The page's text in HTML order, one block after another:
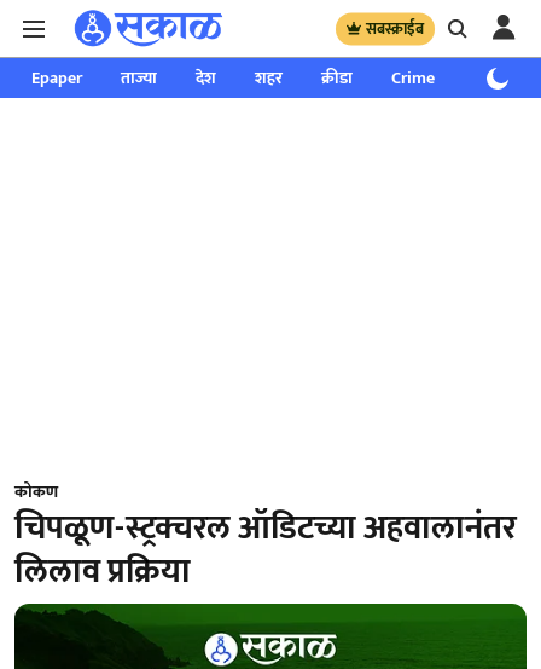
सबस्क्राईब
Epaper ताज्या देश शहर क्रीडा Crime साप्ताहिक
कोकण
चिपळूण-स्ट्रक्चरल ऑडिटच्या अहवालानंतर
लिलाव प्रक्रिया